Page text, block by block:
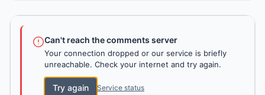
Can't reach the comments server
Your connection dropped or our service is briefly
unreachable. Check your internet and try again.
Try again Service status